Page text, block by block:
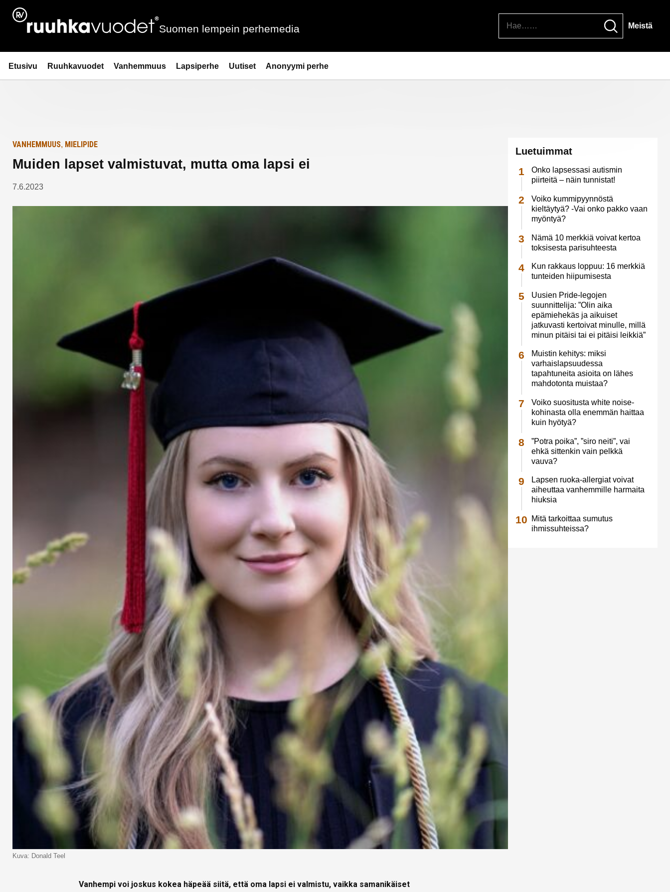
Siirry
sisältöön
Ruuhkavuodet.fi
Suomen lempein perhemedia Meistä
Etusivu Ruuhkavuodet Vanhemmuus Lapsiperhe Uutiset Anonyymi perhe
Etusivulle
VANHEMMUUS, MIELIPIDE
Muiden lapset valmistuvat, mutta oma lapsi ei
7.6.2023
Kuva: Donald Teel
Vanhempi voi joskus kokea häpeää siitä, että oma lapsi ei valmistu, vaikka samanikäiset
Luetuimmat
Onko lapsessasi autismin
piirteitä – näin tunnistat!
Voiko kummipyynnöstä
kieltäytyä? -Vai onko pakko vaan
myöntyä?
Nämä 10 merkkiä voivat kertoa
toksisesta parisuhteesta
Kun rakkaus loppuu: 16 merkkiä
tunteiden hiipumisesta
Uusien Pride-legojen
suunnittelija: ”Olin aika
epämiehekäs ja aikuiset
jatkuvasti kertoivat minulle, millä
minun pitäisi tai ei pitäisi leikkiä”
Muistin kehitys: miksi
varhaislapsuudessa
tapahtuneita asioita on lähes
mahdotonta muistaa?
Voiko suositusta white noise-
kohinasta olla enemmän haittaa
kuin hyötyä?
”Potra poika”, ”siro neiti”, vai
ehkä sittenkin vain pelkkä
vauva?
Lapsen ruoka-allergiat voivat
aiheuttaa vanhemmille harmaita
hiuksia
Mitä tarkoittaa sumutus
ihmissuhteissa?